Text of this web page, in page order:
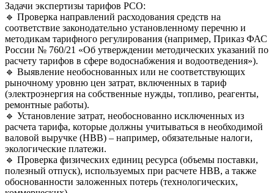
Задачи экспертизы тарифов РСО:
🔹 Проверка направлений расходования средств на
соответствие законодательно установленному перечню и
методикам тарифного регулирования (например, Приказ ФАС
России № 760/21 «Об утверждении методических указаний по
расчету тарифов в сфере водоснабжения и водоотведения»).
🔹 Выявление необоснованных или не соответствующих
рыночному уровню цен затрат, включенных в тариф
(электроэнергия на собственные нужды, топливо, реагенты,
ремонтные работы).
🔹 Установление затрат, необоснованно исключенных из
расчета тарифа, которые должны учитываться в необходимой
валовой выручке (НВВ) – например, обязательные налоги,
экологические платежи.
🔹 Проверка физических единиц ресурса (объемы поставки,
полезный отпуск), используемых при расчете НВВ, а также
обоснованности заложенных потерь (технологических,